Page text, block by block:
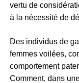
vertu de
à la nécessité de
Des individus de
femmes voilées,
comportement
Comment, dans